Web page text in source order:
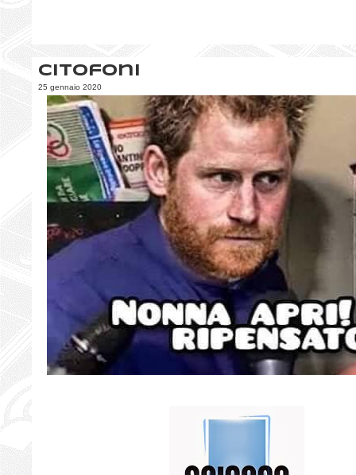
Citofoni
25 gennaio 2020